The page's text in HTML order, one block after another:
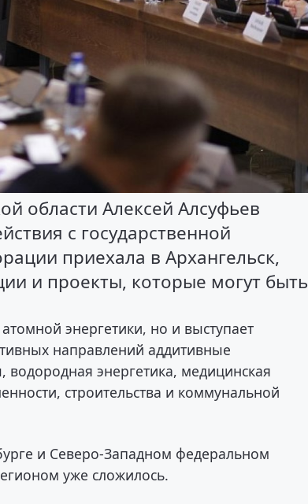
области Алексей Алсуфьев
с государственной
приехала в Архангельск,
и проекты, которые могут быть
энергетики, но и выступает
направлений аддитивные
энергетика, медицинская
строительства и коммунальной
и Северо-Западном федеральном
уже сложилось.